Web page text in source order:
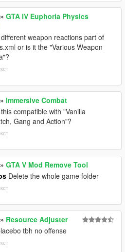
» GTA IV Euphoria Physics
weapon reactions part of
or is it the "Various Weapon
» Immersive Combat
compatible with "Vanilla
Gang and Action"?
» GTA V Mod Remove Tool
Delete the whole game folder
» Resource Adjuster
tbh no offense